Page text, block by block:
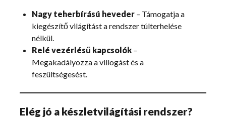
Nagy teherbírású heveder – Támogatja a
kiegészítő világítást a rendszer túlterhelése
nélkül.
Relé vezérlésű kapcsolók –
Megakadályozza a villogást és a
feszültségesést.
Elég jó a készletvilágítási rendszer?